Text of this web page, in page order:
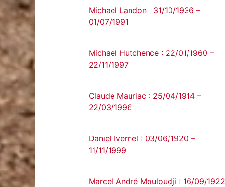
Michael Landon : 31/10/1936 –
01/07/1991
Michael Hutchence : 22/01/1960 –
22/11/1997
Claude Mauriac : 25/04/1914 –
22/03/1996
Daniel Ivernel : 03/06/1920 –
11/11/1999
Marcel André Mouloudji : 16/09/1922